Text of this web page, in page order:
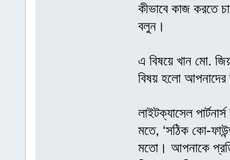
কীভাবে কাজ করতে
বলুন।
এ বিষয়ে খান মো.
বিষয় হলো আপনাদের
লাইটক্যাসেল
মতে, ‘সঠিক কো-
মতো। আপনাকে